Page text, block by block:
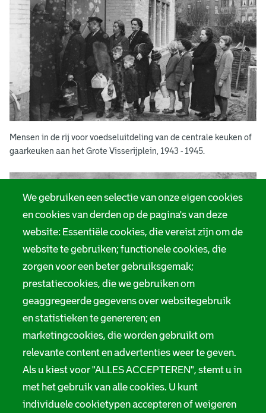
We gebruiken een selectie van onze eigen cookies
en cookies van derden op de pagina's van deze
website: Essentiële cookies, die vereist zijn om de
website te gebruiken; functionele cookies, die
zorgen voor een beter gebruiksgemak;
prestatiecookies, die we gebruiken om
geaggregeerde gegevens over websitegebruik
en statistieken te genereren; en
marketingcookies, die worden gebruikt om
relevante content en advertenties weer te geven.
Als u kiest voor "ALLES ACCEPTEREN", stemt u in
met het gebruik van alle cookies. U kunt
individuele cookietypen accepteren of weigeren
Mensen in de rij voor voedseluitdeling van de centrale keuken of
gaarkeuken aan het Grote Visserijplein, 1943 - 1945.
Een kind zoekt voedselresten in vuilnisbak tijdens de
hongerwinter, 1944 - 1945.